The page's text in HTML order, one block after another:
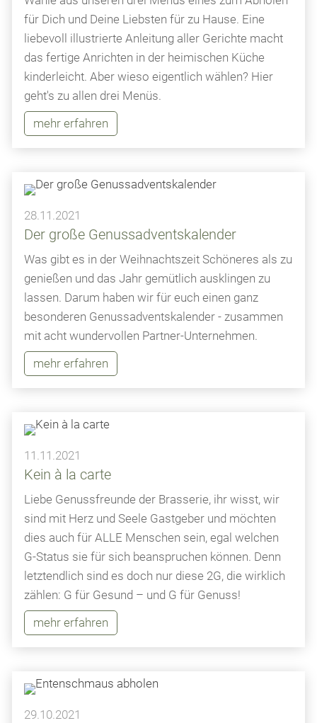
für Dich und Deine Liebsten für zu Hause. Eine
liebevoll illustrierte Anleitung aller Gerichte macht
das fertige Anrichten in der heimischen Küche
kinderleicht. Aber wieso eigentlich wählen? Hier
geht's zu allen drei Menüs.
mehr erfahren
28.11.2021
Der große Genussadventskalender
Was gibt es in der Weihnachtszeit Schöneres als zu
genießen und das Jahr gemütlich ausklingen zu
lassen. Darum haben wir für euch einen ganz
besonderen Genussadventskalender - zusammen
mit acht wundervollen Partner-Unternehmen.
mehr erfahren
11.11.2021
Kein à la carte
Liebe Genussfreunde der Brasserie, ihr wisst, wir
sind mit Herz und Seele Gastgeber und möchten
dies auch für ALLE Menschen sein, egal welchen
G-Status sie für sich beanspruchen können. Denn
letztendlich sind es doch nur diese 2G, die wirklich
zählen: G für Gesund – und G für Genuss!
mehr erfahren
29.10.2021